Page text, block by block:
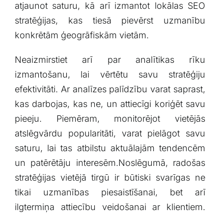
atjaunot saturu, kā arī izmantot lokālas⁤ SEO
stratēģijas, kas tiesā pievērst ‍uzmanību⁢
konkrētām ģeogrāfiskām vietām.
Neaizmirstiet arī‌ par analītikas rīku
‍izmantošanu, lai vērtētu savu stratēģiju⁣
efektivitāti. Ar analīzes⁤ palīdzību varat saprast,‌
kas​ darbojas, kas ne, un attiecīgi koriģēt savu
pieeju. Piemēram, monitorējot vietējās‌
atslēgvārdu ​popularitāti, varat pielāgot ‍savu
saturu, lai tas atbilstu aktuālajām tendencēm
un ⁣patērētāju interesēm.Noslēgumā, radošas
stratēģijas ​vietējā tirgū ⁤ir būtiski svarīgas‌ ne
tikai uzmanības piesaistīšanai,⁣ bet arī
ilgtermiņa attiecību‌ veidošanai ar klientiem.